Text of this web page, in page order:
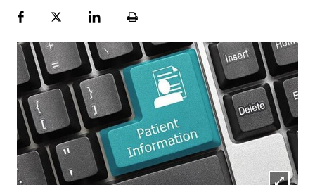
FacebookPlattformLinekdInSeite